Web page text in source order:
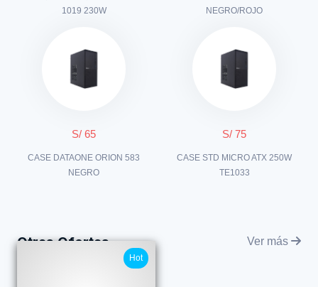
1019 230W
NEGRO/ROJO
S/ 65
CASE DATAONE ORION 583
NEGRO
S/ 75
CASE STD MICRO ATX 250W
TE1033
Otras Ofertas Ver más
Hot